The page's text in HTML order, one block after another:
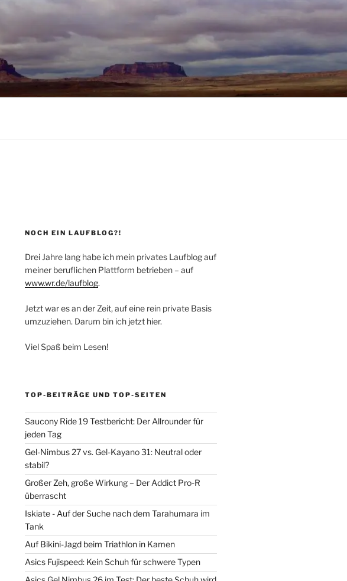
NOCH EIN LAUFBLOG?!
Drei Jahre lang habe ich mein privates Laufblog auf
meiner beruflichen Plattform betrieben – auf
www.wr.de/laufblog.
Jetzt war es an der Zeit, auf eine rein private Basis
umzuziehen. Darum bin ich jetzt hier.
Viel Spaß beim Lesen!
TOP-BEITRÄGE UND TOP-SEITEN
Saucony Ride 19 Testbericht: Der Allrounder für
jeden Tag
Gel-Nimbus 27 vs. Gel-Kayano 31: Neutral oder
stabil?
Großer Zeh, große Wirkung – Der Addict Pro-R
überrascht
Iskiate - Auf der Suche nach dem Tarahumara im
Tank
Auf Bikini-Jagd beim Triathlon in Kamen
Asics Fujispeed: Kein Schuh für schwere Typen